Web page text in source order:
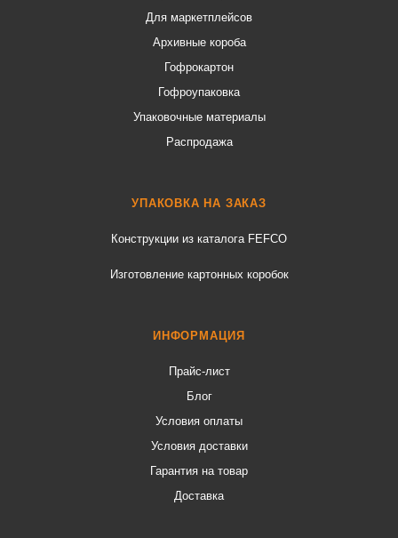
Для маркетплейсов
Архивные короба
Гофрокартон
Гофроупаковка
Упаковочные материалы
Распродажа
УПАКОВКА НА ЗАКАЗ
Конструкции из каталога FEFCO
Изготовление картонных коробок
ИНФОРМАЦИЯ
Прайс-лист
Блог
Условия оплаты
Условия доставки
Гарантия на товар
Доставка